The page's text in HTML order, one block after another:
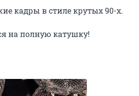
кадры в стиле крутых 90-х.
на полную катушку!